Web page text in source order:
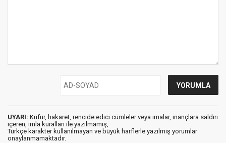
UYARI: Küfür, hakaret, rencide edici cümleler veya imalar, inançlara saldırı
içeren, imla kuralları ile yazılmamış,
Türkçe karakter kullanılmayan ve büyük harflerle yazılmış yorumlar
onaylanmamaktadır.